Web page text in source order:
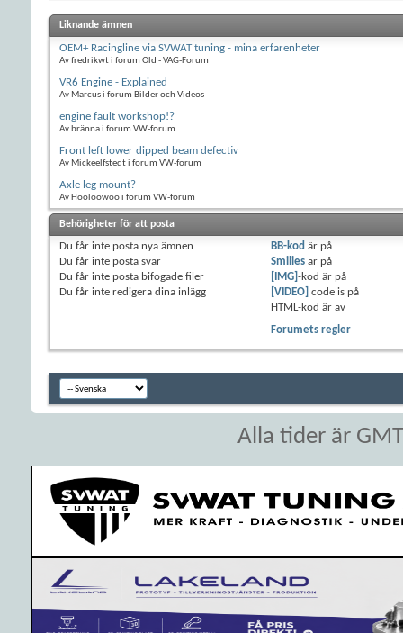
Liknande ämnen
OEM+ Racingline via SVWAT tuning - mina erfarenheter
Av fredrikwt i forum Old - VAG-Forum
VR6 Engine - Explained
Av Marcus i forum Bilder och Videos
engine fault workshop!?
Av bränna i forum VW-forum
Front left lower dipped beam defectiv
Av Mickeelfstedt i forum VW-forum
Axle leg mount?
Av Hooloowoo i forum VW-forum
Behörigheter för att posta
Du får inte posta nya ämnen
Du får inte posta svar
Du får inte posta bifogade filer
Du får inte redigera dina inlägg
BB-kod är på
Smiliesär på
[IMG] -kod är på
[VIDEO] code is på
HTML-kod är av
Forumets regler
Alla tider är